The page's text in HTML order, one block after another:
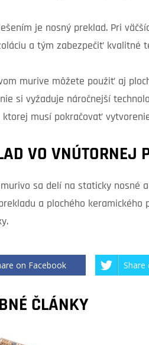
je nosný preklad. Pri
a tým zabezpečiť kvalitné
murive môžete použiť aj
si vyžaduje náročnejší
ktorej musí pokračovať
VO VNÚTORNEJ
sa delí na staticky nosné
a plochého keramického
on Facebook
ČLÁNKY